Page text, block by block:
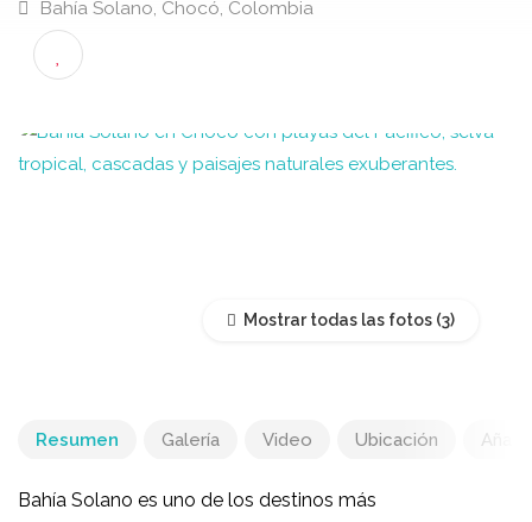
Bahía Solano, Chocó, Colombia
Mostrar todas las fotos
Resumen Galería Video Ubicación
Bahía Solano es uno de los destinos más